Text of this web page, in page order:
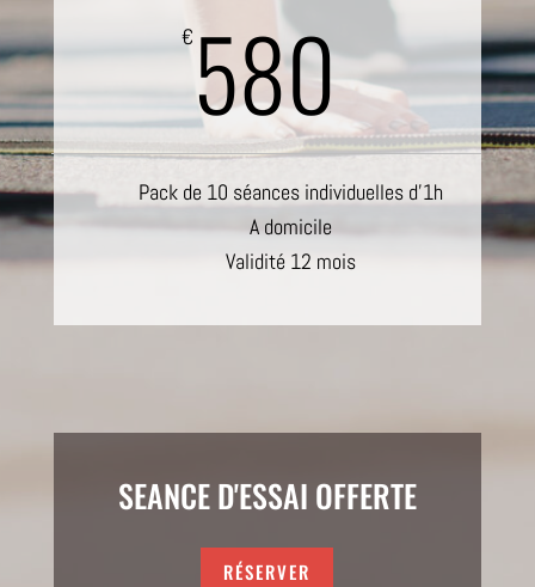
€580
Pack de 10 séances individuelles d’1h
A domicile
Validité 12 mois
SEANCE D'ESSAI OFFERTE
RÉSERVER